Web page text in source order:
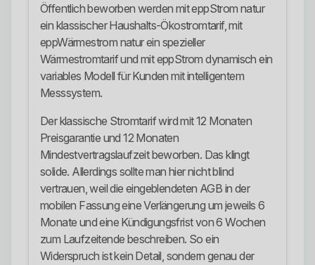
Öffentlich beworben werden mit eppStrom natur
ein klassischer Haushalts-Ökostromtarif, mit
eppWärmestrom natur ein spezieller
Wärmestromtarif und mit eppStrom dynamisch ein
variables Modell für Kunden mit intelligentem
Messsystem.
Der klassische Stromtarif wird mit 12 Monaten
Preisgarantie und 12 Monaten
Mindestvertragslaufzeit beworben. Das klingt
solide. Allerdings sollte man hier nicht blind
vertrauen, weil die eingeblendeten AGB in der
mobilen Fassung eine Verlängerung um jeweils 6
Monate und eine Kündigungsfrist von 6 Wochen
zum Laufzeitende beschreiben. So ein
Widerspruch ist kein Detail, sondern genau der